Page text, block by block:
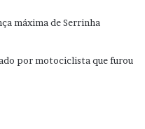
máxima de Serrinha
por motociclista que furou